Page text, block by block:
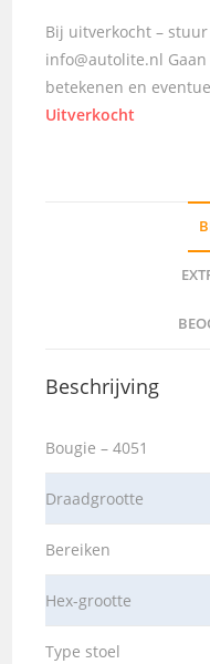
Bij uitverkocht –
info@autolite.nl
betekenen en
Uitverkocht
Beschrijving
Bougie – 4051
Draadgrootte
Bereiken
Hex-grootte
Type stoel